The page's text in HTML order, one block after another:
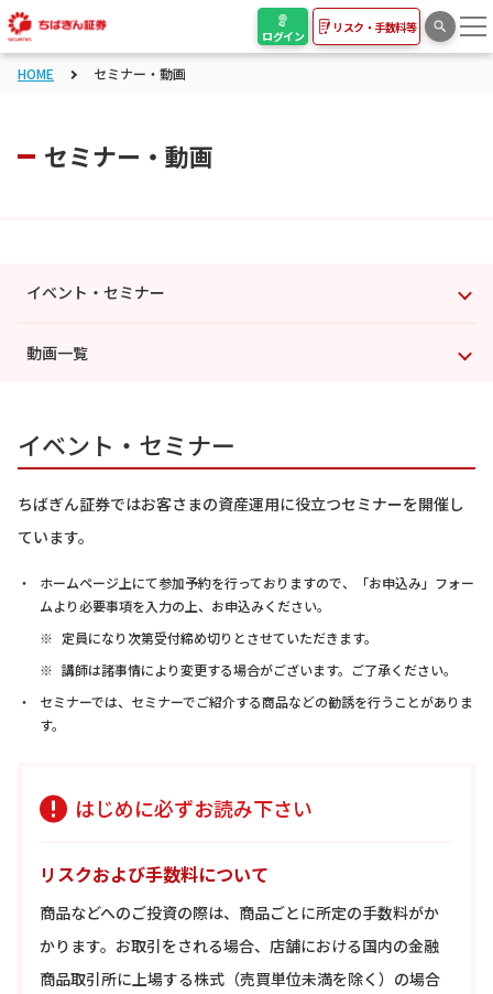
ログイン
リスク・手数料等
HOME セミナー・動画
セミナー・動画
イベント・セミナー
動画一覧
イベント・セミナー
ちばぎん証券ではお客さまの資産運用に役立つセミナーを開催し
ています。
ホームページ上にて参加予約を行っておりますので、「お申込み」フォー
ムより必要事項を入力の上、お申込みください。
定員になり次第受付締め切りとさせていただきます。
講師は諸事情により変更する場合がございます。ご了承ください。
セミナーでは、セミナーでご紹介する商品などの勧誘を行うことがありま
す。
はじめに必ずお読み下さい
リスクおよび手数料について
商品などへのご投資の際は、商品ごとに所定の手数料がか
かります。お取引をされる場合、店舗における国内の金融
商品取引所に上場する株式（売買単位未満を除く）の場合